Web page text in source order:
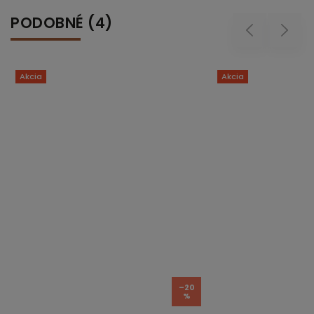
PODOBNÉ (4) Previous Next